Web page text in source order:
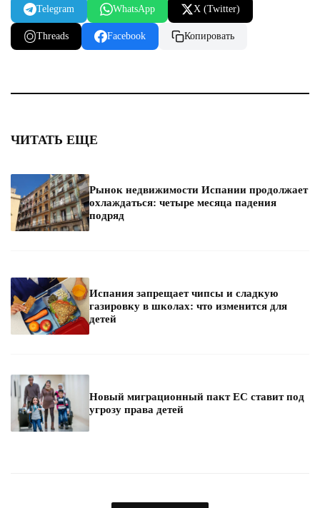
Telegram WhatsApp X (Twitter)
Threads Facebook Копировать
ЧИТАТЬ ЕЩЕ
Рынок недвижимости Испании продолжает
охлаждаться: четыре месяца падения
подряд
Испания запрещает чипсы и сладкую
газировку в школах: что изменится для
детей
Новый миграционный пакт ЕС ставит под
угрозу права детей